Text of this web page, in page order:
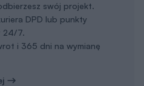
swój projekt.
DPD lub punkty
24/7.
i 365 dni na wymianę